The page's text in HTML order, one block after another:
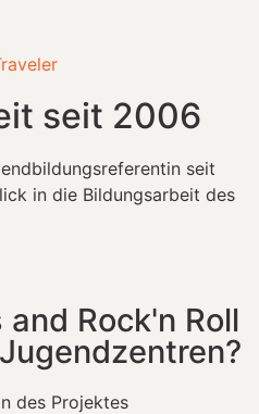
seit 2006
seit
in die Bildungsarbeit des
Rock'n Roll
des Projektes